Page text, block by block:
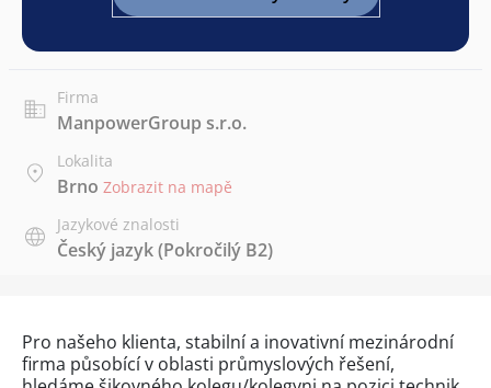
Firma
ManpowerGroup s.r.o.
Lokalita
Brno Zobrazit na mapě
Jazykové znalosti
Český jazyk(Pokročilý B2)
Pro našeho klienta, stabilní a inovativní mezinárodní
firma působící v oblasti průmyslových řešení,